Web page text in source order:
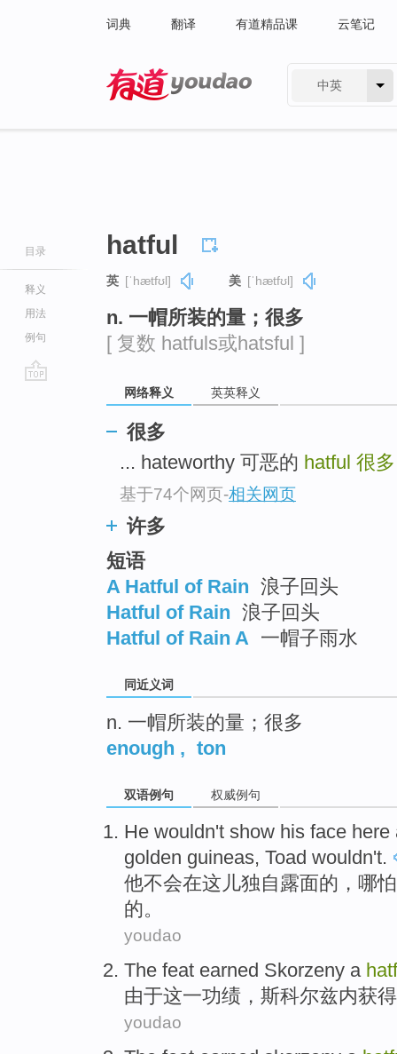
词典 翻译 有道精品课 云笔记
中英
目录
释义
用法
例句
hatful
英 [ˈhætfʊl] 美 [ˈhætfʊl]
n. 一帽所装的量；很多
[ 复数 hatfuls或hatsful ]
网络释义 英英释义
很多
... hateworthy 可恶的 hatful 很多
基于74个网页-相关网页
许多
短语
A Hatful of Rain 浪子回头
Hatful of Rain 浪子回头
Hatful of Rain A 一帽子雨水
同近义词
n. 一帽所装的量；很多
enough , ton
双语例句 权威例句
He wouldn't show his face here
golden guineas, Toad wouldn't.
他不会在这儿独自露面的，哪
的。
youdao
The feat earned Skorzeny a
由于这一功绩 ，斯科尔兹内获得
youdao